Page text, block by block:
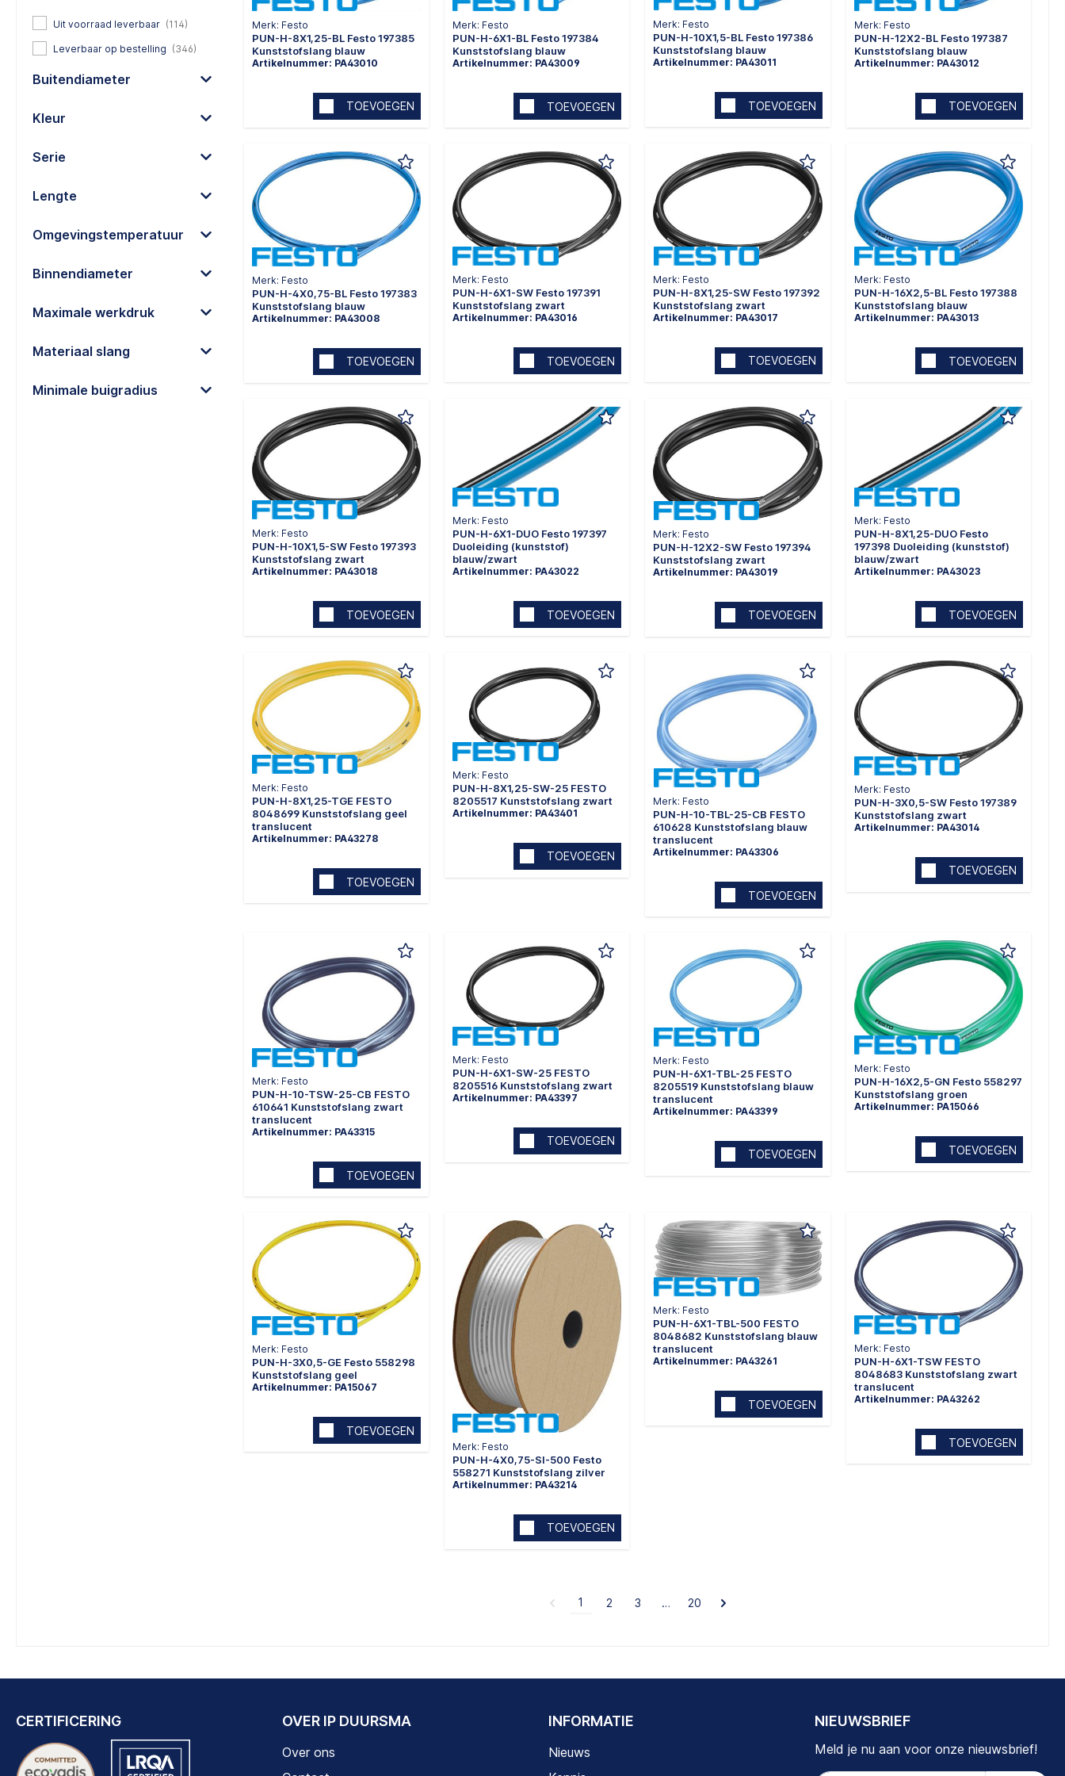
Uit voorraad leverbaar (114)
Leverbaar op bestelling (346)
Buitendiameter
Kleur
Serie
Lengte
Omgevingstemperatuur
Binnendiameter
Maximale werkdruk
Materiaal slang
Minimale buigradius
Merk: Festo
PUN-H-8X1,25-BL Festo 197385
Kunststofslang blauw
Artikelnummer: PA43010
TOEVOEGEN
Merk: Festo
PUN-H-6X1-BL Festo 197384
Kunststofslang blauw
Artikelnummer: PA43009
TOEVOEGEN
Merk: Festo
PUN-H-10X1,5-BL Festo 197386
Kunststofslang blauw
Artikelnummer: PA43011
TOEVOEGEN
Merk: Festo
PUN-H-12X2-BL Festo 197387
Kunststofslang blauw
Artikelnummer: PA43012
TOEVOEGEN
Merk: Festo
PUN-H-4X0,75-BL Festo 197383
Kunststofslang blauw
Artikelnummer: PA43008
TOEVOEGEN
Merk: Festo
PUN-H-6X1-SW Festo 197391
Kunststofslang zwart
Artikelnummer: PA43016
TOEVOEGEN
Merk: Festo
PUN-H-8X1,25-SW Festo 197392
Kunststofslang zwart
Artikelnummer: PA43017
TOEVOEGEN
Merk: Festo
PUN-H-16X2,5-BL Festo 197388
Kunststofslang blauw
Artikelnummer: PA43013
TOEVOEGEN
Merk: Festo
PUN-H-10X1,5-SW Festo 197393
Kunststofslang zwart
Artikelnummer: PA43018
TOEVOEGEN
Merk: Festo
PUN-H-6X1-DUO Festo 197397
Duoleiding (kunststof)
blauw/zwart
Artikelnummer: PA43022
TOEVOEGEN
Merk: Festo
PUN-H-12X2-SW Festo 197394
Kunststofslang zwart
Artikelnummer: PA43019
TOEVOEGEN
Merk: Festo
PUN-H-8X1,25-DUO Festo
197398 Duoleiding (kunststof)
blauw/zwart
Artikelnummer: PA43023
TOEVOEGEN
Merk: Festo
PUN-H-8X1,25-TGE FESTO
8048699 Kunststofslang geel
translucent
Artikelnummer: PA43278
TOEVOEGEN
Merk: Festo
PUN-H-8X1,25-SW-25 FESTO
8205517 Kunststofslang zwart
Artikelnummer: PA43401
TOEVOEGEN
Merk: Festo
PUN-H-10-TBL-25-CB FESTO
610628 Kunststofslang blauw
translucent
Artikelnummer: PA43306
TOEVOEGEN
Merk: Festo
PUN-H-3X0,5-SW Festo 197389
Kunststofslang zwart
Artikelnummer: PA43014
TOEVOEGEN
Merk: Festo
PUN-H-10-TSW-25-CB FESTO
610641 Kunststofslang zwart
translucent
Artikelnummer: PA43315
TOEVOEGEN
Merk: Festo
PUN-H-6X1-SW-25 FESTO
8205516 Kunststofslang zwart
Artikelnummer: PA43397
TOEVOEGEN
Merk: Festo
PUN-H-6X1-TBL-25 FESTO
8205519 Kunststofslang blauw
translucent
Artikelnummer: PA43399
TOEVOEGEN
Merk: Festo
PUN-H-16X2,5-GN Festo 558297
Kunststofslang groen
Artikelnummer: PA15066
TOEVOEGEN
Merk: Festo
PUN-H-3X0,5-GE Festo 558298
Kunststofslang geel
Artikelnummer: PA15067
TOEVOEGEN
Merk: Festo
PUN-H-4X0,75-SI-500 Festo
558271 Kunststofslang zilver
Artikelnummer: PA43214
TOEVOEGEN
Merk: Festo
PUN-H-6X1-TBL-500 FESTO
8048682 Kunststofslang blauw
translucent
Artikelnummer: PA43261
TOEVOEGEN
Merk: Festo
PUN-H-6X1-TSW FESTO
8048683 Kunststofslang zwart
translucent
Artikelnummer: PA43262
TOEVOEGEN
1 2 3 … 20
OVER IP DUURSMA
Over ons
INFORMATIE
Nieuws
CERTIFICERING NIEUWSBRIEF
Meld je nu aan voor onze nieuwsbrief!